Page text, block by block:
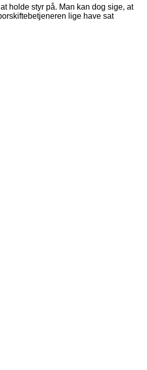
holde styr på. Man kan dog sige, at
lige have sat